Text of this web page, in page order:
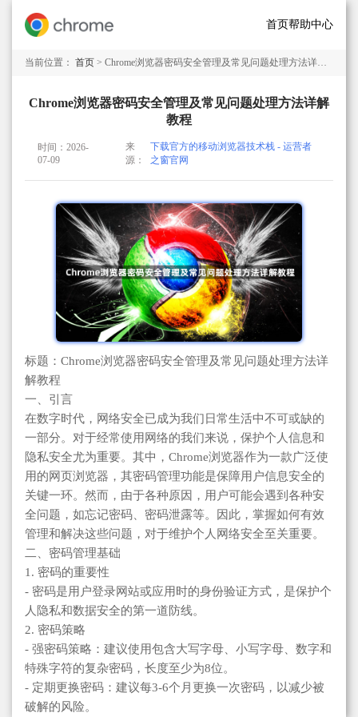
首页帮助中心
当前位置： 首页 > Chrome浏览器密码安全管理及常见问题处理方法详解教程
Chrome浏览器密码安全管理及常见问题处理方法详解
教程
时间：2026-
07-09
来
源：
下载官方的移动浏览器技术栈 - 运营者
之窗官网
标题：Chrome浏览器密码安全管理及常见问题处理方法详
解教程
一、引言
在数字时代，网络安全已成为我们日常生活中不可或缺的
一部分。对于经常使用网络的我们来说，保护个人信息和
隐私安全尤为重要。其中，Chrome浏览器作为一款广泛使
用的网页浏览器，其密码管理功能是保障用户信息安全的
关键一环。然而，由于各种原因，用户可能会遇到各种安
全问题，如忘记密码、密码泄露等。因此，掌握如何有效
管理和解决这些问题，对于维护个人网络安全至关重要。
二、密码管理基础
1. 密码的重要性
- 密码是用户登录网站或应用时的身份验证方式，是保护个
人隐私和数据安全的第一道防线。
2. 密码策略
- 强密码策略：建议使用包含大写字母、小写字母、数字和
特殊字符的复杂密码，长度至少为8位。
- 定期更换密码：建议每3-6个月更换一次密码，以减少被
破解的风险。